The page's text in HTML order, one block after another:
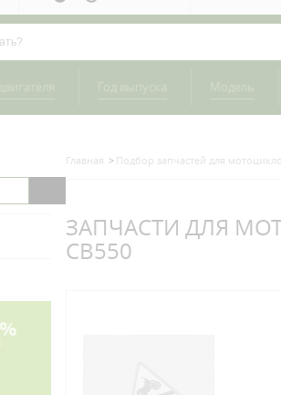
Главная Подбор запчастей для
ЗАПЧАСТИ ДЛЯ
CB550